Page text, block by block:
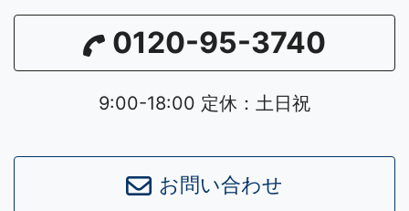
Leaflet|©OpenStreetMapcontributors
0120-95-3740
9:00-18:00 定休：土日祝
お問い合わせ